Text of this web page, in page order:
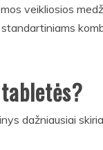
veikliosios
dažniausiai